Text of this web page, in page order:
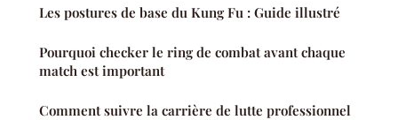
Les postures de base du Kung Fu : Guide illustré
Pourquoi checker le ring de combat avant chaque
match est important
Comment suivre la carrière de lutte professionnel